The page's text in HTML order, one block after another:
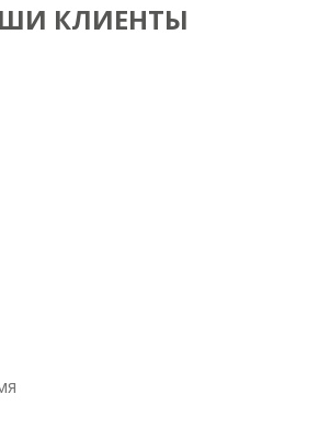
КЛИЕНТЫ